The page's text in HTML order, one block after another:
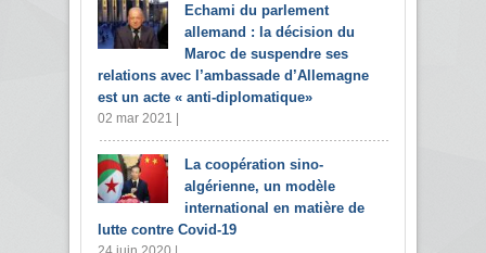
Echami du parlement
allemand : la décision du
Maroc de suspendre ses
relations avec l’ambassade d’Allemagne
est un acte « anti-diplomatique»
02 mar 2021 |
La coopération sino-
algérienne, un modèle
international en matière de
lutte contre Covid-19